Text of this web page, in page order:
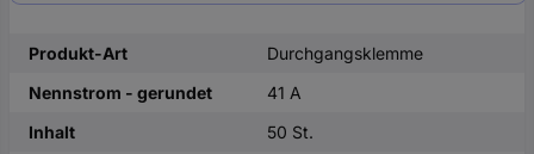
Produkt-Art
Durchgangsklemme
Nennstrom - gerundet
41 A
Inhalt
50 St.